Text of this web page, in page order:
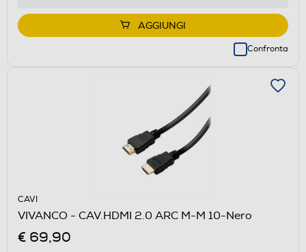
AGGIUNGI
Confronta
CAVI
VIVANCO - CAV.HDMI 2.0 ARC M-M 10-Nero
€ 69,90